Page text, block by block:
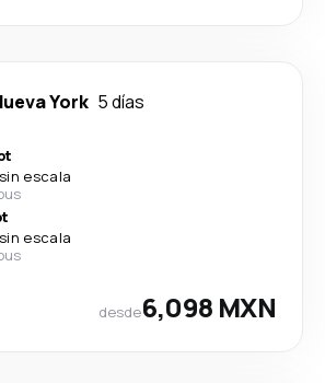
York 5 días
sin escala
sin escala
desde6,098 MXN